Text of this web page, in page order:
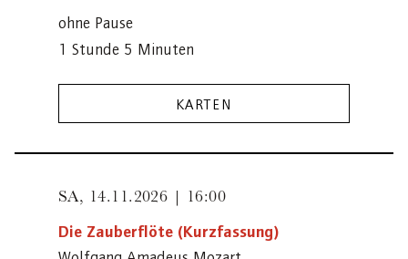
ohne Pause
1 Stunde 5 Minuten
KARTEN
SA, 14.11.2026 | 16:00
Die Zauberflöte (Kurzfassung)